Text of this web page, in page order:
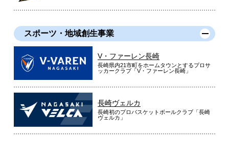
スポーツ・地域創生事業
V・ファーレン長崎
長崎県内21市町をホームタウンとするプロサ
ッカークラブ「V・ファーレン長崎」
長崎ヴェルカ
長崎初のプロバスケットボールクラブ「長崎
ヴェルカ」